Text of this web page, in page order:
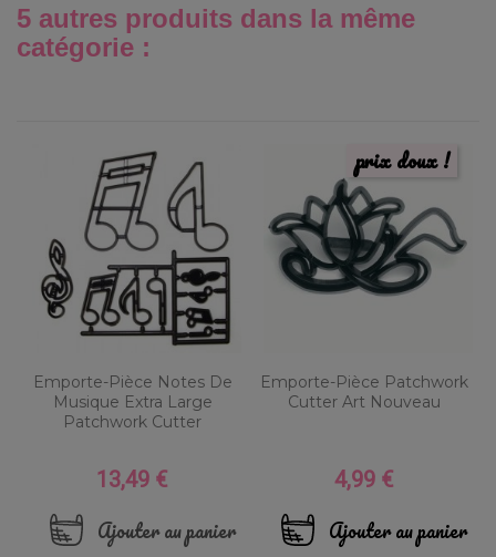
5 autres produits dans la même
catégorie :
Emporte-Pièce Notes De
Musique Extra Large
Patchwork Cutter
Prix
13,49 €
Ajouter au panier
Emporte-Pièce Patchwork
Cutter Art Nouveau
Prix
4,99 €
Ajouter au panier
prix doux !